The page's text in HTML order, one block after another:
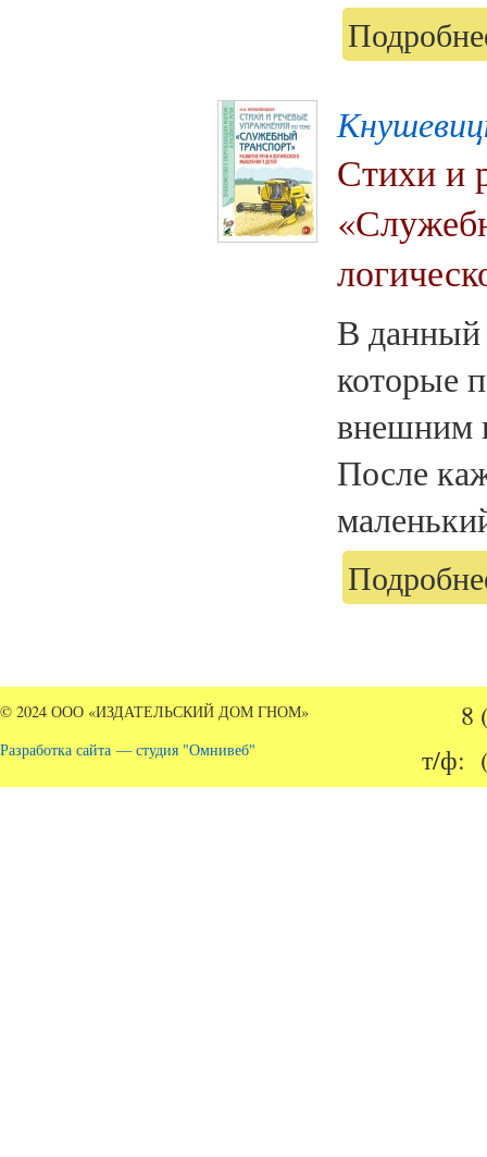
Стихи и
В данный
которые
внешним
После
© 2024 ООО «ИЗДАТЕЛЬСКИЙ ДОМ ГНОМ»
Разработка сайта — студия "Омнивеб"
8
т/ф: